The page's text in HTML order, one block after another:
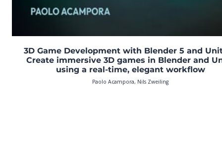
3D Game Development with Blender 5 and
Create immersive 3D games in Blender and
using a real-time, elegant workflow
Paolo Acampora, Nils Zweiling